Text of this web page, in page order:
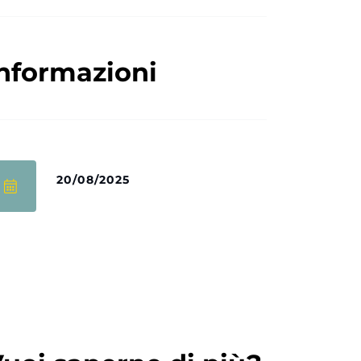
20/08/2025